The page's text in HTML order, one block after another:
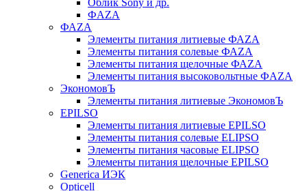
Облик Sony и др.
ФAZA
ФАZA
Элементы питания литиевые ФАZА
Элементы питания солевые ФАZА
Элементы питания щелочные ФАZА
Элементы питания высоковольтные ФAZA
ЭкономовЪ
Элементы питания литиевые ЭкономовЪ
EPILSO
Элементы питания литиевые EPILSO
Элементы питания солевые ELIPSO
Элементы питания часовые ELIPSO
Элементы питания щелочные EPILSO
Generica ИЭК
Opticell